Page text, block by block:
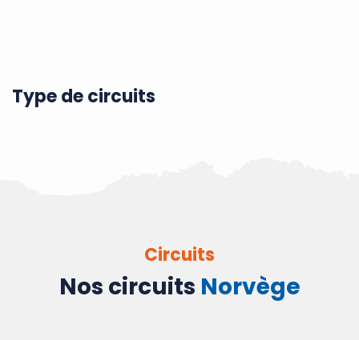
Type de circuits
Circuits
Nos circuits Norvège